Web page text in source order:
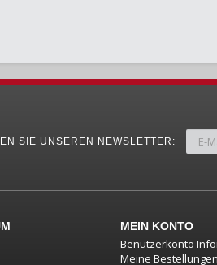
SIE UNSEREN NEWSLETTER:
MEIN KONTO
Benutzerkonto
Meine Bestellungen